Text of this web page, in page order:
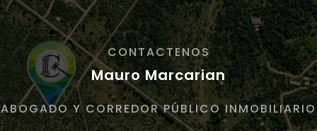
CONTACTENOS
Mauro Marcarian
ABOGADO Y CORREDOR PÚBLICO INMOBILIARIO